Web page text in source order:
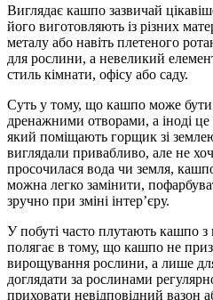
Виглядає кашпо зазвичай
його виготовляють із різних
металу або навіть плетеного
для рослини, а невеликий
стиль кімнати, офісу або саду.
Суть у тому, що кашпо може бути
дренажними отворами, а іноді
який поміщають горщик зі
виглядали привабливо, але не
просочилася вода чи земля,
можна легко замінити,
зручно при зміні інтер’єру.
У побуті часто плутають кашпо
полягає в тому, що кашпо не
вирощування рослини, а лише
доглядати за рослинами
приховати невідповідний вазон